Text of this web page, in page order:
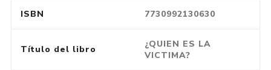
ISBN 7730992130630
Título del libro
¿QUIEN ES LA
VICTIMA?